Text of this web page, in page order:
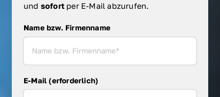
und sofort per E-Mail abzurufen.
Name bzw. Firmenname
Name bzw. Firmenname
E-Mail (erforderlich)